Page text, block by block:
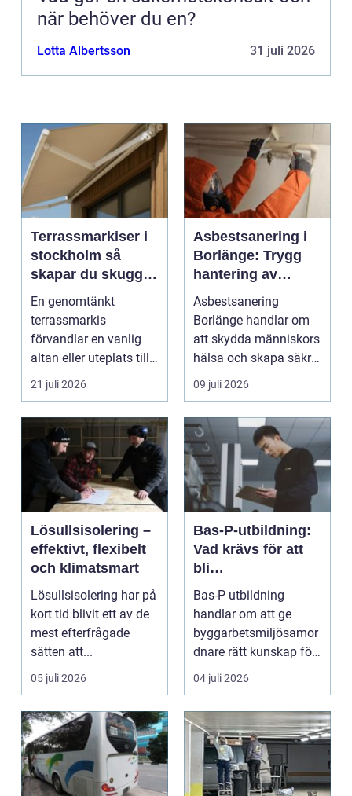
när behöver du en?
Lotta Albertsson 31 juli 2026
Terrassmarkiser i
stockholm så
skapar du skugga,
stil och komfort på
uteplatsen
En genomtänkt
terrassmarkis
förvandlar en vanlig
altan eller uteplats till
ett extra rum under
somma...
21 juli 2026
Asbestsanering i
Borlänge: Trygg
hantering av
farliga fibrer
Asbestsanering
Borlänge handlar om
att skydda människors
hälsa och skapa säkra
m...
09 juli 2026
Lösullsisolering –
effektivt, flexibelt
och klimatsmart
Lösullsisolering har på
kort tid blivit ett av de
mest efterfrågade
sätten att...
05 juli 2026
Bas-P-utbildning:
Vad krävs för att
bli
byggarbetsmiljösa
mordnare?
Bas-P utbildning
handlar om att ge
byggarbetsmiljösamor
dnare rätt kunskap för
att pla...
04 juli 2026